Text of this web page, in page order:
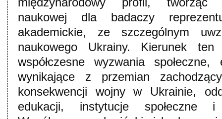
naukowej dla badaczy
akademickie, ze szczególnym
naukowego Ukrainy. Kierunek
współczesne wyzwania
wynikające z przemian
konsekwencji wojny w Ukrainie,
edukacji, instytucje społeczne i